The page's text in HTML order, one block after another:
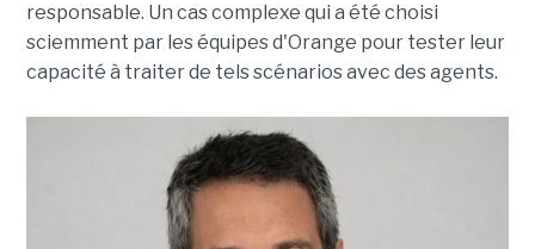
responsable. Un cas complexe qui a été choisi
sciemment par les équipes d'Orange pour tester leur
capacité à traiter de tels scénarios avec des agents.